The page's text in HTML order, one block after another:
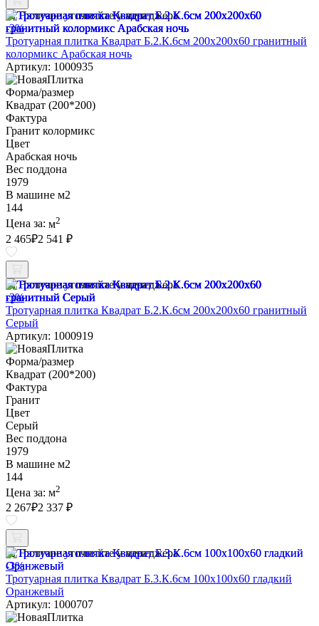
Наличие уточняйте у менеджера
-3%
Тротуарная плитка Квадрат Б.2.К.6см 200х200х60 гранитный
колормикс Арабская ночь
Артикул: 1000935
Форма/размер
Квадрат (200*200)
Фактура
Гранит колормикс
Цвет
Арабская ночь
Вес поддона
1979
В машине м2
144
Цена за: м2
2 465₽2 541 ₽
Наличие уточняйте у менеджера
-3%
Тротуарная плитка Квадрат Б.2.К.6см 200х200х60 гранитный
Серый
Артикул: 1000919
Форма/размер
Квадрат (200*200)
Фактура
Гранит
Цвет
Серый
Вес поддона
1979
В машине м2
144
Цена за: м2
2 267₽2 337 ₽
Наличие уточняйте у менеджера
-3%
Тротуарная плитка Квадрат Б.3.К.6см 100х100х60 гладкий
Оранжевый
Артикул: 1000707